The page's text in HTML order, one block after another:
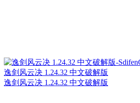
逸剑风云决 1.24.32 中文破解版
逸剑风云决 1.24.32 中文破解版